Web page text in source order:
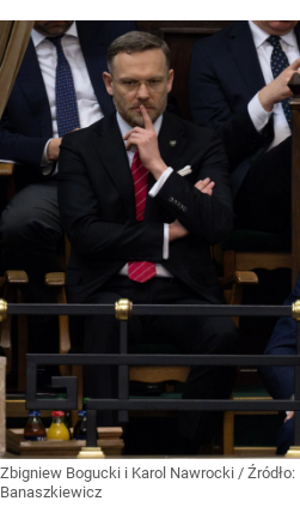
Zbigniew Bogucki i Karol Nawrocki / Źródło:
Banaszkiewicz